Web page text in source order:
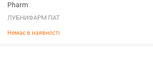
Pharm
ЛУБНИФАРМ ПАТ
Немає в наявності